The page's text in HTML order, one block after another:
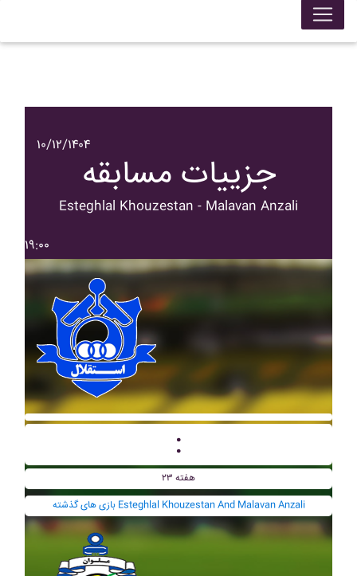
۱۰/۱۲/۱۴۰۴
جزییات مسابقه
Esteghlal Khouzestan - Malavan Anzali
۱۹:۰۰
:
هفته ۲۳
بازی های گذشته Esteghlal Khouzestan And Malavan Anzali